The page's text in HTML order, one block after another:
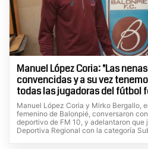
Manuel López Coria: "Las
convencidas y a su vez
todas las jugadoras del fútbol
Manuel López Coria y Mirko Bergallo,
femenino de Balonpié, conversaron
deportivo de FM 10, y adelantaron que
Deportiva Regional con la categoría